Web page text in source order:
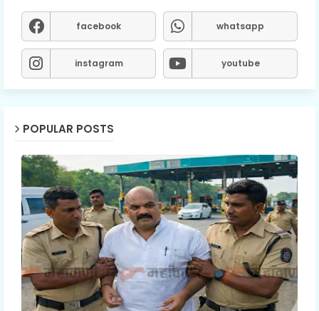
facebook whatsapp
instagram youtube
POPULAR POSTS